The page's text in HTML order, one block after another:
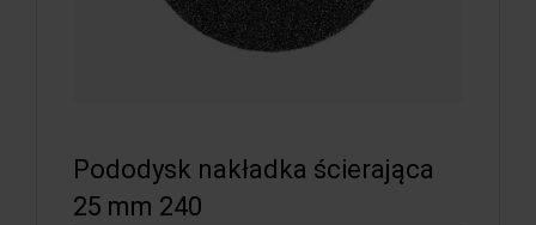
Pododysk nakładka ścierająca
25 mm 240